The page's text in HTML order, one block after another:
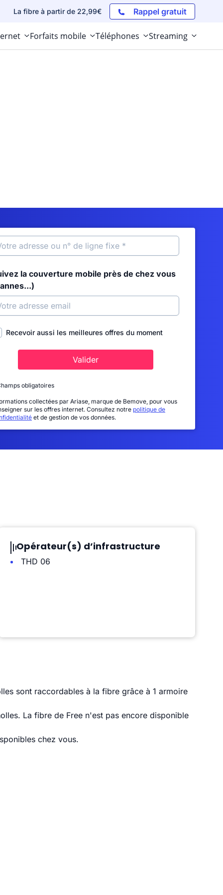
La fibre à partir de 22,99€ Rappel gratuit
Forfaits mobile Téléphones Streaming
la couverture mobile près de chez vous
Recevoir aussi les meilleures offres du moment
Valider
obligatoires
collectées par Ariase, marque de Bemove, pour vous
sur les offres internet. Consultez notre politique de
et de gestion de vos données.
Opérateur(s) d’infrastructure
THD 06
sont raccordables à la fibre grâce à 1 armoire
La fibre de Free n'est pas encore disponible
chez vous.